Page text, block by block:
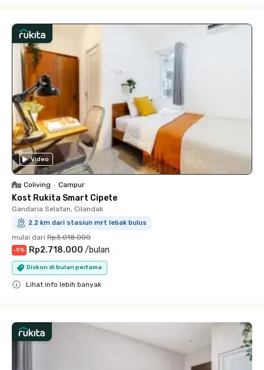
Video
Coliving • Campur
Kost Rukita Smart Cipete
Gandaria Selatan, Cilandak
2.2 km dari stasiun mrt lebak bulus
mulai dari Rp3.018.000
-9% Rp2.718.000 /bulan
Diskon di bulan pertama
Lihat info lebih banyak